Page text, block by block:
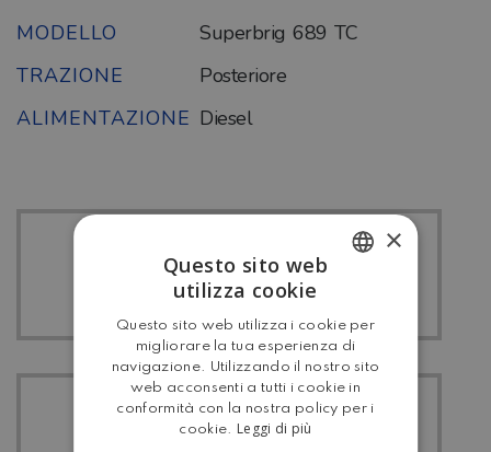
MODELLO
Superbrig 689 TC
TRAZIONE
Posteriore
ALIMENTAZIONE Diesel
TUTTI I RIMOR
TUTTI I
ENGLISH
×
Questo sito web
utilizza cookie
Questo sito web utilizza i cookie per
migliorare la tua esperienza di
navigazione. Utilizzando il nostro sito
web acconsenti a tutti i cookie in
conformità con la nostra policy per i
cookie. Leggi di più